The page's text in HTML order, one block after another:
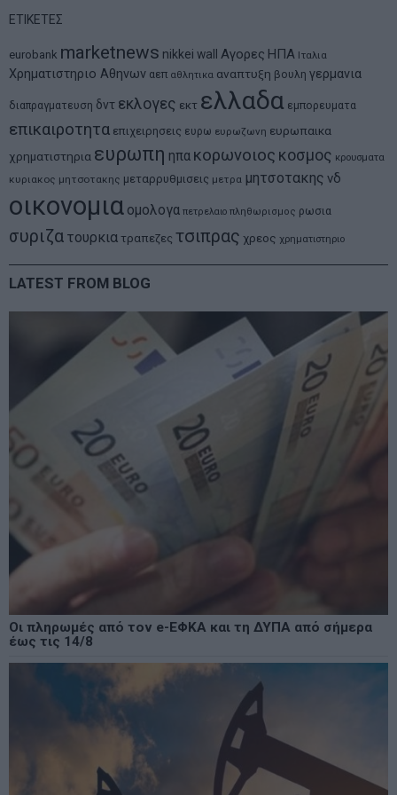
ΕΤΙΚΕΤΕΣ
eurobank marketnews nikkei wall Αγορες ΗΠΑ Ιταλια
Χρηματιστηριο Αθηνων αεπ αθλητικα αναπτυξη βουλη γερμανια
διαπραγματευση δντ εκλογες εκτ ελλαδα εμπορευματα
επικαιροτητα επιχειρησεις ευρω ευρωζωνη ευρωπαικα
χρηματιστηρια ευρωπη ηπα κορωνοιος κοσμος κρουσματα
κυριακος μητσοτακης μεταρρυθμισεις μετρα μητσοτακης νδ
οικονομια ομολογα πετρελαιο πληθωρισμος ρωσια
συριζα τουρκια τραπεζες τσιπρας χρεος χρηματιστηριο
LATEST FROM BLOG
Οι πληρωμές από τον e-ΕΦΚΑ και τη ΔΥΠΑ από σήμερα
έως τις 14/8